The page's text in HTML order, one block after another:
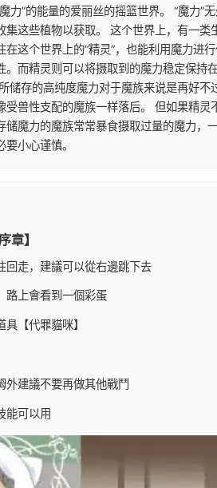
力”的能量的爱丽丝的摇篮世界。 “魔力
集这些植物以获取。 这个世界上，有一
在这个世界上的“精灵”，也能利用魔力
。而精灵则可以将摄取到的魔力稳定保
储存的高纯度魔力对于魔族来说是再好
受兽性支配的魔族一样落后。 但如果精
储魔力的魔族常常暴食摄取过量的魔力
小心谨慎。
章】
回走，建議可以從右邊跳下去
路上會看到一個彩蛋
【代罪貓咪】
外建議不要再做其他戰鬥
能可以用